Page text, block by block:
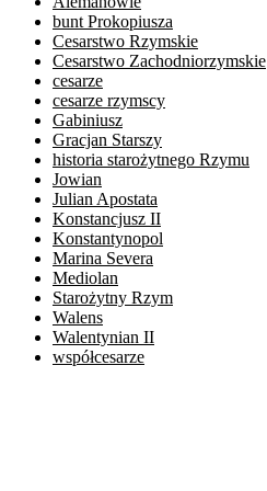
bunt Prokopiusza
Cesarstwo Rzymskie
Cesarstwo Zachodniorzymskie
cesarze
cesarze rzymscy
Gabiniusz
Gracjan Starszy
historia starożytnego Rzymu
Jowian
Julian Apostata
Konstancjusz II
Konstantynopol
Marina Severa
Mediolan
Starożytny Rzym
Walens
Walentynian II
współcesarze